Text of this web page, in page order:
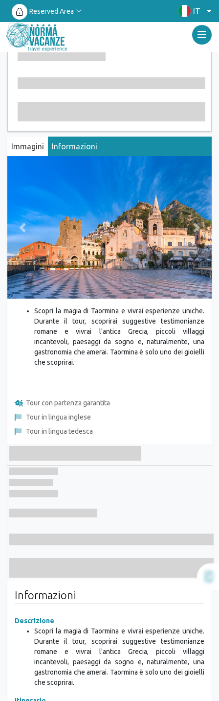
Reserved Area IT
Immagini Informazioni
Previous Next
Scopri la magia di Taormina e vivrai esperienze uniche.
Durante il tour, scoprirai suggestive testimonianze
romane e vivrai l'antica Grecia, piccoli villaggi
incantevoli, paesaggi da sogno e, naturalmente, una
gastronomia che amerai. Taormina è solo uno dei gioielli
che scoprirai.
Tour con partenza garantita
Tour in lingua inglese
Tour in lingua tedesca
Informazioni
Descrizione
Scopri la magia di Taormina e vivrai esperienze uniche.
Durante il tour, scoprirai suggestive testimonianze
romane e vivrai l'antica Grecia, piccoli villaggi
incantevoli, paesaggi da sogno e, naturalmente, una
gastronomia che amerai. Taormina è solo uno dei gioielli
che scoprirai.